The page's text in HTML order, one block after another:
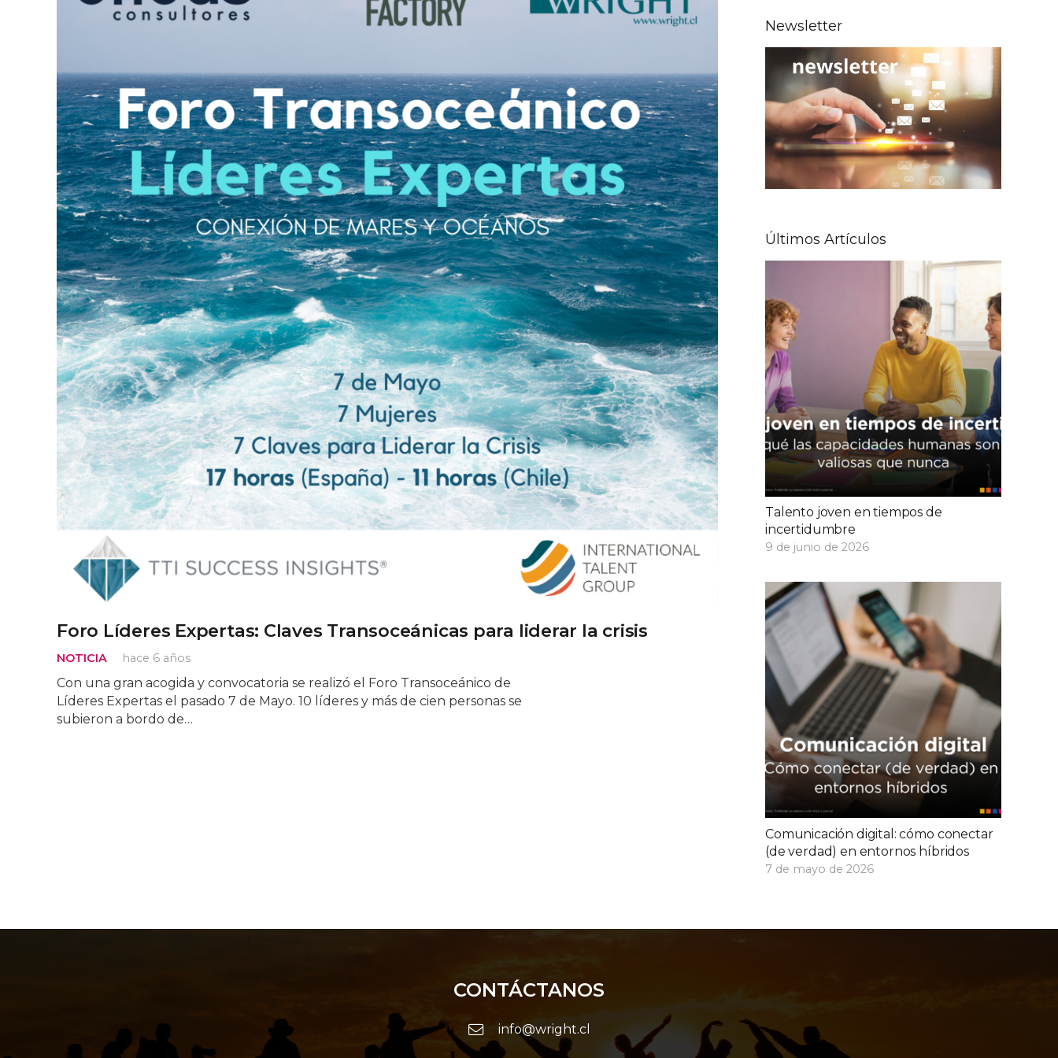
Foro Líderes Expertas: Claves Transoceánicas para liderar la crisis
NOTICIA hace 6 años
Con una gran acogida y convocatoria se realizó el Foro Transoceánico de
Líderes Expertas el pasado 7 de Mayo. 10 líderes y más de cien personas se
subieron a bordo de…
Newsletter
Últimos Artículos
Talento joven en tiempos de
incertidumbre
9 de junio de 2026
Comunicación digital: cómo conectar
(de verdad) en entornos híbridos
7 de mayo de 2026
CONTÁCTANOS
info@wright.cl